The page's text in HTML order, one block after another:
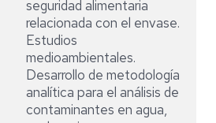
seguridad alimentaria
relacionada con el envase.
Estudios
medioambientales.
Desarrollo de metodología
analítica para el análisis de
contaminantes en agua,